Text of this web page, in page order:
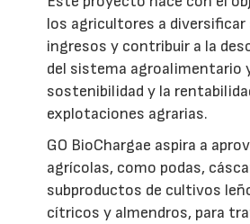
los agricultores a
ingresos y contribuir a la
del sistema agroalimentario
sostenibilidad y la
explotaciones agrarias.
GO BioChargae aspira a
agrícolas, como podas,
subproductos de cultivos
cítricos y almendros, para